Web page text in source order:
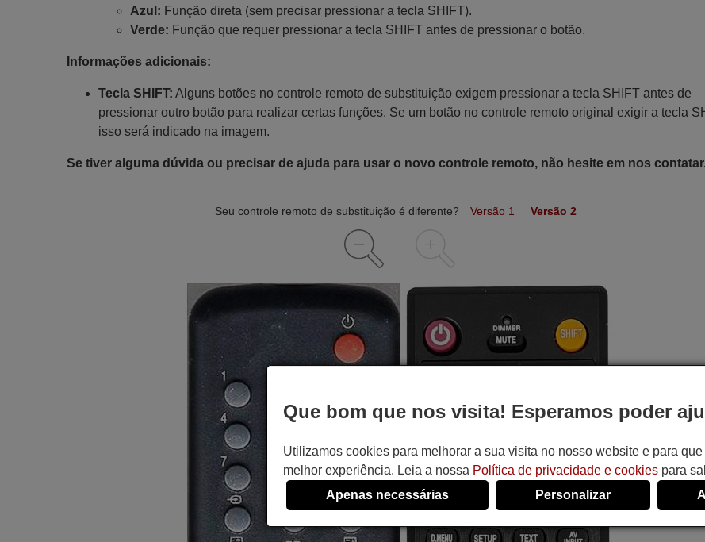
Azul: Função direta (sem precisar pressionar a tecla SHIFT).
Verde: Função que requer pressionar a tecla SHIFT antes de pressionar o botão.
Informações adicionais:
Tecla SHIFT: Alguns botões no controle remoto de substituição exigem pressionar a tecla SHIFT antes de
pressionar outro botão para realizar certas funções. Se um botão no controle remoto original exigir a tecla
isso será indicado na imagem.
Se tiver alguma dúvida ou precisar de ajuda para usar o novo controle remoto, não hesite em nos
Seu controle remoto de substituição é diferente? Versão 1 Versão 2
Que bom que nos visita! Esperamos poder
Utilizamos cookies para melhorar a sua visita no nosso website e para que
melhor experiência. Leia a nossa Política de privacidade e cookies para
Apenas necessárias
Personalizar